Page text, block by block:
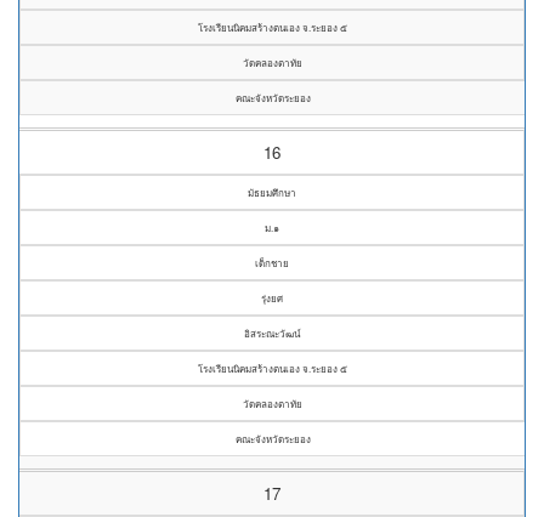
โรงเรียนนิคมสร้างตนเอง จ.ระยอง ๕
วัดคลองตาทัย
คณะจังหวัดระยอง
16
มัธยมศึกษา
ม.๑
เด็กชาย
รุ่งยศ
อิสระณะวัฒน์
โรงเรียนนิคมสร้างตนเอง จ.ระยอง ๕
วัดคลองตาทัย
คณะจังหวัดระยอง
17